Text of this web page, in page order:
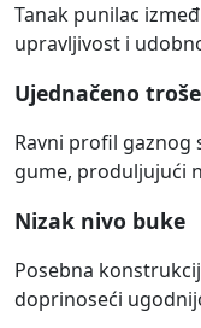
Tanak punilac
upravljivost i
Ujednačeno
Ravni profil gaznog
gume, produljujući
Nizak nivo buke
Posebna
doprinoseći